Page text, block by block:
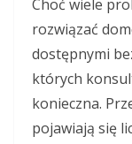
Choć wiele
rozwiązać
dostępnymi
których
konieczna.
pojawiają się